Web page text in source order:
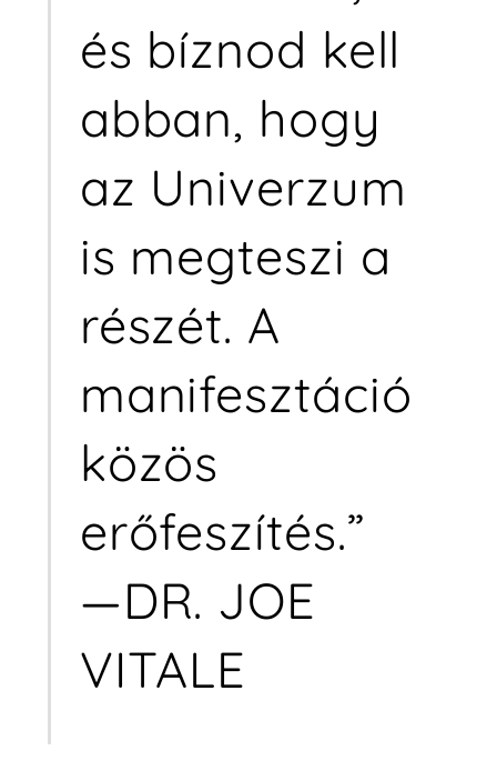
és bíznod kell
abban, hogy
az Univerzum
is megteszi a
részét. A
manifesztáció
közös
erőfeszítés.”
—DR. JOE
VITALE